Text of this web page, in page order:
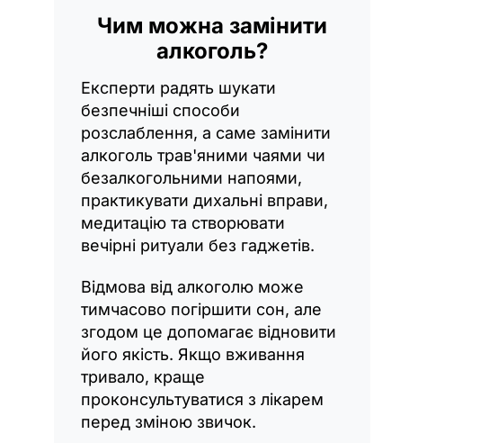
Чим можна замінити
алкоголь?
Експерти радять шукати
безпечніші способи
розслаблення, а саме замінити
алкоголь трав'яними чаями чи
безалкогольними напоями,
практикувати дихальні вправи,
медитацію та створювати
вечірні ритуали без гаджетів.
Відмова від алкоголю може
тимчасово погіршити сон, але
згодом це допомагає відновити
його якість. Якщо вживання
тривало, краще
проконсультуватися з лікарем
перед зміною звичок.